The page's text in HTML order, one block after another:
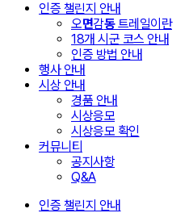
인증 챌린지 안내
오면감동트레일이란
18개 시군 코스 안내
인증 방법 안내
행사 안내
시상 안내
경품 안내
시상응모
시상응모 확인
커뮤니티
공지사항
Q&A
인증 챌린지 안내